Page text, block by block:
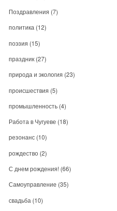
Поздравления (7)
политика (12)
поэзия (15)
праздник (27)
природа и экология (23)
происшествия (5)
промышленность (4)
Работа в Чугуеве (18)
резонанс (10)
рождество (2)
С днем рождения! (66)
Самоуправление (35)
свадьба (10)